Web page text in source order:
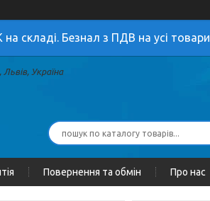
на складі. Безнал з ПДВ на усі товари
Україна
Повернення та обмін Про нас